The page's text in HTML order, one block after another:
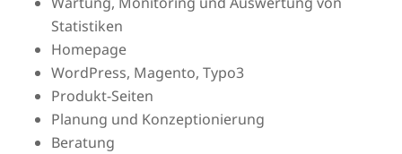
Statistiken
Homepage
WordPress, Magento, Typo3
Produkt-Seiten
Planung und Konzeptionierung
Beratung